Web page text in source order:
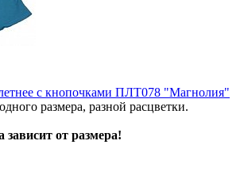
с кнопочками ПЛТ078 "Магнолия"
размера, разной расцветки.
зависит от размера!